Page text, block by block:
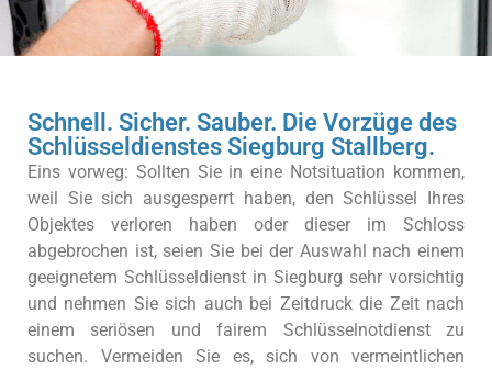
Schnell. Sicher. Sauber. Die Vorzüge des
Schlüsseldienstes Siegburg Stallberg.
Eins vorweg: Sollten Sie in eine Notsituation kommen,
weil Sie sich ausgesperrt haben, den Schlüssel Ihres
Objektes verloren haben oder dieser im Schloss
abgebrochen ist, seien Sie bei der Auswahl nach einem
geeignetem Schlüsseldienst in Siegburg sehr vorsichtig
und nehmen Sie sich auch bei Zeitdruck die Zeit nach
einem seriösen und fairem Schlüsselnotdienst zu
suchen. Vermeiden Sie es, sich von vermeintlichen